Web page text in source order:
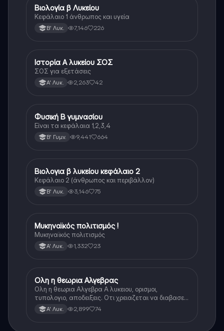
Βιολογία
Βιολογία β Λυκείου
Κεφάλαιο 1 άνθρωπος και υγεία
Β' Λυκ. 7,146 226
Ιστορία
Ιστορία Α λυκείου ΣΟΣ
ΣΟΣ για εξετάσεις
Α' Λυκ. 2,263 42
Φυσική
Φυσική Β γυμνασίου
Είναι τα κεφάλαια 1,2,3,4
Β' Γυμν. 9,441 664
Βιολογία
Βιολογια β λυκείου κεφάλαιο 2
Κεφάλαιο 2 (άνθρωπος και περιβάλλον)
Β' Λυκ. 3,146 75
Ιστορία
Μυκηναϊκός πολιτισμός !
Μυκηναϊκός πολιτισμός
Α' Λυκ. 1,332 23
Μαθηματικά
Ολη η θεωρια Αλγεβρας
Ολη η θεωρια Αλγεβρα Α λυκειου, ορισμοι,
τυπολογιο, αποδειξεις. Οτι χρειαζεται να διαβασεις
για το θεωρητικο κομματι της αλγεβρας.
Α' Λυκ. 2,899 74